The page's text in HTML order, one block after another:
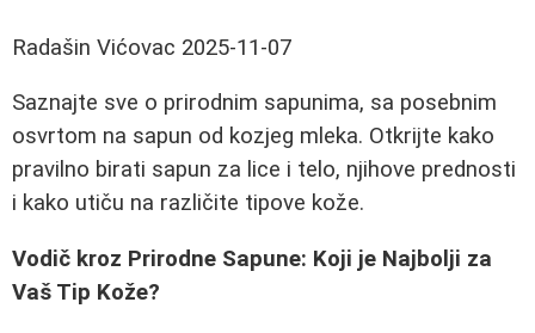
Radašin Vićovac 2025-11-07
Saznajte sve o prirodnim sapunima, sa posebnim
osvrtom na sapun od kozjeg mleka. Otkrijte kako
pravilno birati sapun za lice i telo, njihove prednosti
i kako utiču na različite tipove kože.
Vodič kroz Prirodne Sapune: Koji je Najbolji za
Vaš Tip Kože?